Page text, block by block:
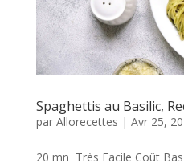
Spaghettis au Basilic,
par Allorecettes | Avr 25,
20 mn Très Facile Coût